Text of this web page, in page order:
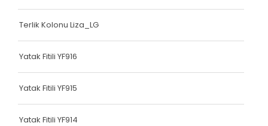
Dokuma Lastiği
Dokuma Lastiği
Dokuma Lastiği
Dokuma Lastiği
Terlik Kolonu Liza_LG
Yatak Fitili YF916
Yatak Fitili YF915
Yatak Fitili YF914